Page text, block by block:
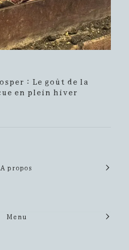
: Le goût de la
en plein hiver
A propos
Menu